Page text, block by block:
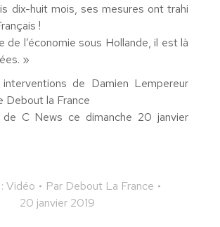
dix-huit mois, ses mesures ont trahi
!
de l’économie sous Hollande, il est là
»
de Damien Lempereur
Debout la France
C News ce dimanche 20 janvier
Vidéo Par Debout La France
20 janvier 2019